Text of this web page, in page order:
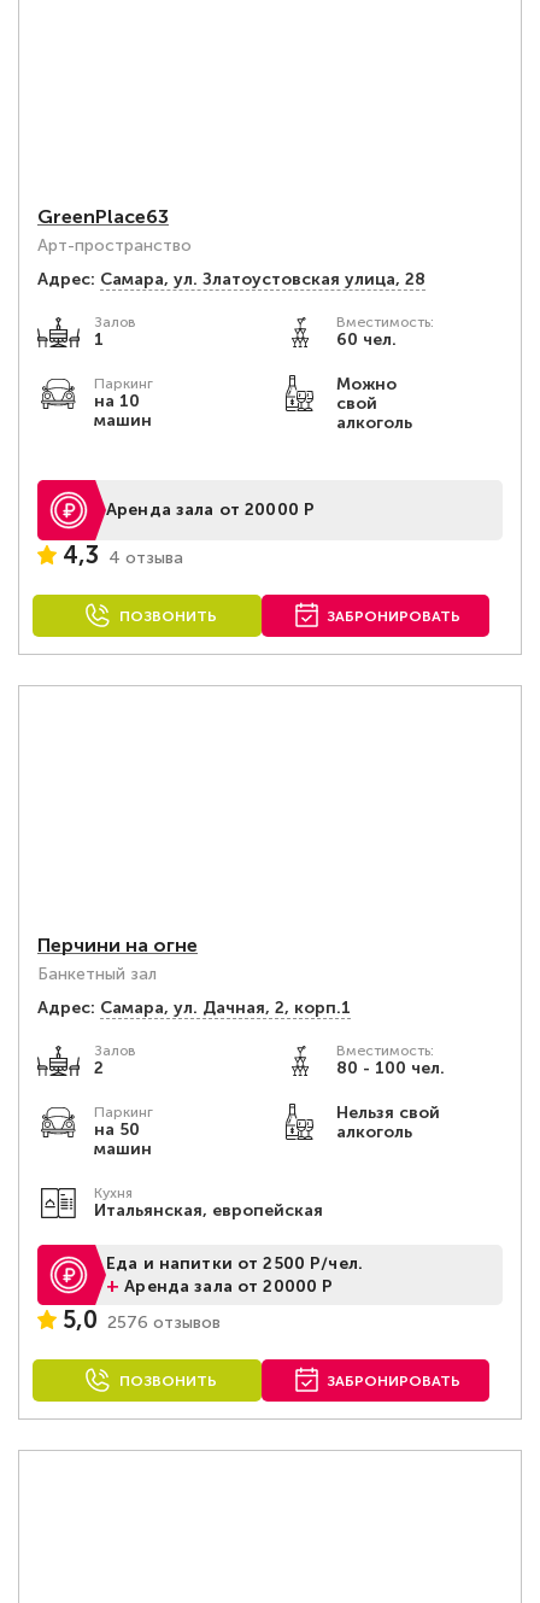
GreenPlace63
Арт-пространство
Адрес: Самара, ул. Златоустовская улица, 28
Залов
1
Вместимость:
60 чел.
Паркинг
на 10
машин
Можно
свой
алкоголь
Аренда зала от 20000 Р
4,3 4 отзыва
ПОЗВОНИТЬ ЗАБРОНИРОВАТЬ
Перчини на огне
Банкетный зал
Адрес: Самара, ул. Дачная, 2, корп.1
Залов
2
Вместимость:
80 - 100 чел.
Паркинг
на 50
машин
Нельзя свой
алкоголь
Кухня
Итальянская, европейская
Еда и напитки от 2500 Р/чел.
+Аренда зала от 20000 Р
5,0 2576 отзывов
ПОЗВОНИТЬ ЗАБРОНИРОВАТЬ